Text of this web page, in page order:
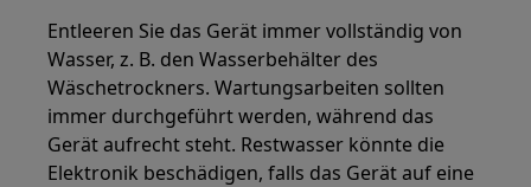
Entleeren Sie das Gerät immer vollständig von
Wasser, z. B. den Wasserbehälter des
Wäschetrockners. Wartungsarbeiten sollten
immer durchgeführt werden, während das
Gerät aufrecht steht. Restwasser könnte die
Elektronik beschädigen, falls das Gerät auf eine